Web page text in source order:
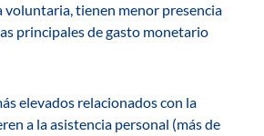
voluntaria, tienen menor presencia
principales de gasto monetario
elevados relacionados con la
a la asistencia personal (más de